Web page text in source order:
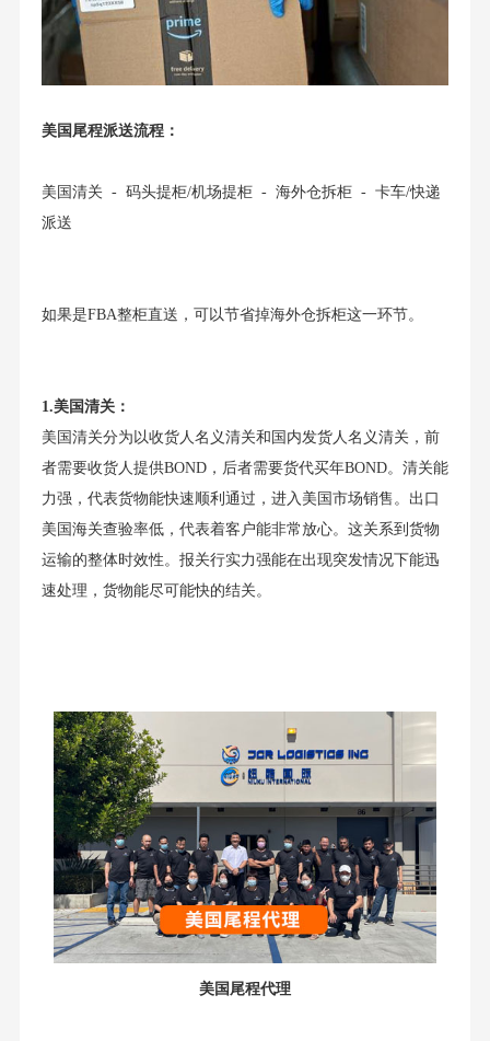
美国尾程派送流程：
美国清关 - 码头提柜/机场提柜 - 海外仓拆柜 - 卡车/快递
派送
如果是FBA整柜直送，可以节省掉海外仓拆柜这一环节。
1.美国清关：
美国清关分为以收货人名义清关和国内发货人名义清关，前
者需要收货人提供BOND，后者需要货代买年BOND。清关能
力强，代表货物能快速顺利通过，进入美国市场销售。出口
美国海关查验率低，代表着客户能非常放心。这关系到货物
运输的整体时效性。报关行实力强能在出现突发情况下能迅
速处理，货物能尽可能快的结关。
美国尾程代理